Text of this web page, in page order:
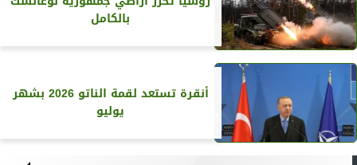
بالكامل
أنقرة تستعد لقمة الناتو 2026 بشهر
يوليو